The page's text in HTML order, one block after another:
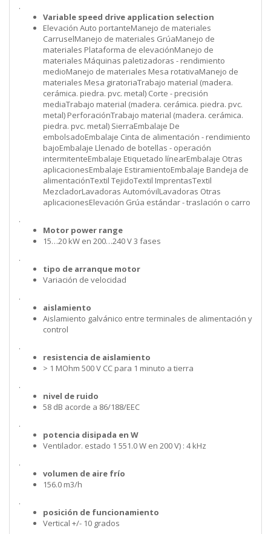
.
Variable speed drive application selection
Elevación Auto portanteManejo de materiales
CarruselManejo de materiales GrúaManejo de
materiales Plataforma de elevaciónManejo de
materiales Máquinas paletizadoras - rendimiento
medioManejo de materiales Mesa rotativaManejo de
materiales Mesa giratoriaTrabajo material (madera.
cerámica. piedra. pvc. metal) Corte - precisión
mediaTrabajo material (madera. cerámica. piedra. pvc.
metal) PerforaciónTrabajo material (madera. cerámica.
piedra. pvc. metal) SierraEmbalaje De
embolsadoEmbalaje Cinta de alimentación - rendimiento
bajoEmbalaje Llenado de botellas - operación
intermitenteEmbalaje Etiquetado línearEmbalaje Otras
aplicacionesEmbalaje EstiramientoEmbalaje Bandeja de
alimentaciónTextil TejidoTextil ImprentasTextil
MezcladorLavadoras AutomóvilLavadoras Otras
aplicacionesElevación Grúa estándar - traslación o carro
.
Motor power range
15…20 kW en 200…240 V 3 fases
.
tipo de arranque motor
Variación de velocidad
.
aislamiento
Aislamiento galvánico entre terminales de alimentación y
control
.
resistencia de aislamiento
> 1 MOhm 500 V CC para 1 minuto a tierra
.
nivel de ruido
58 dB acorde a 86/188/EEC
.
potencia disipada en W
Ventilador. estado 1 551.0 W en 200 V) : 4 kHz
.
volumen de aire frío
156.0 m3/h
.
posición de funcionamiento
Vertical +/- 10 grados